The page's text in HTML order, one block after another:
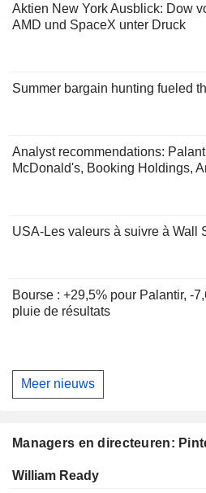
Aktien New York Ausblick: Dow
AMD und SpaceX unter Druck
Summer bargain hunting fueled
Analyst recommendations:
McDonald's, Booking Holdings,
USA-Les valeurs à suivre à Wall
Bourse : +29,5% pour Palantir, -
pluie de résultats
Meer nieuws
Managers en directeuren:
Bedrijfsleider Titel
William Ready